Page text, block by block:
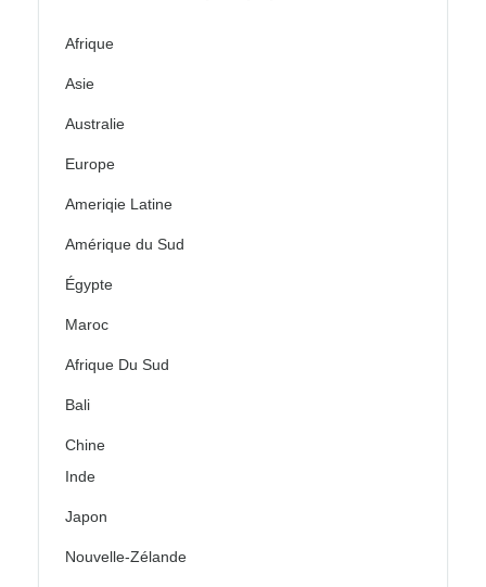
Afrique
Asie
Australie
Europe
Ameriqie Latine
Amérique du Sud
Égypte
Maroc
Afrique Du Sud
Bali
Chine
Inde
Japon
Nouvelle-Zélande